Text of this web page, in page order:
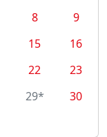
8
9
15
16
22
23
29*
30